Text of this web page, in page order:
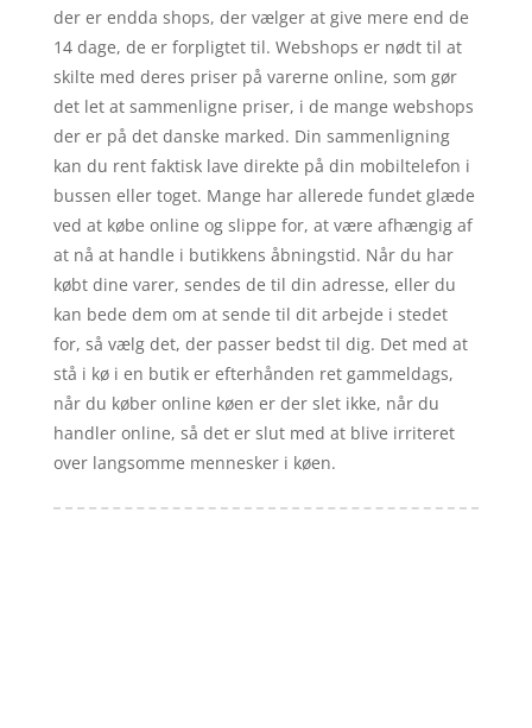
der er endda shops, der vælger at give mere end de
14 dage, de er forpligtet til. Webshops er nødt til at
skilte med deres priser på varerne online, som gør
det let at sammenligne priser, i de mange webshops
der er på det danske marked. Din sammenligning
kan du rent faktisk lave direkte på din mobiltelefon i
bussen eller toget. Mange har allerede fundet glæde
ved at købe online og slippe for, at være afhængig af
at nå at handle i butikkens åbningstid. Når du har
købt dine varer, sendes de til din adresse, eller du
kan bede dem om at sende til dit arbejde i stedet
for, så vælg det, der passer bedst til dig. Det med at
stå i kø i en butik er efterhånden ret gammeldags,
når du køber online køen er der slet ikke, når du
handler online, så det er slut med at blive irriteret
over langsomme mennesker i køen.